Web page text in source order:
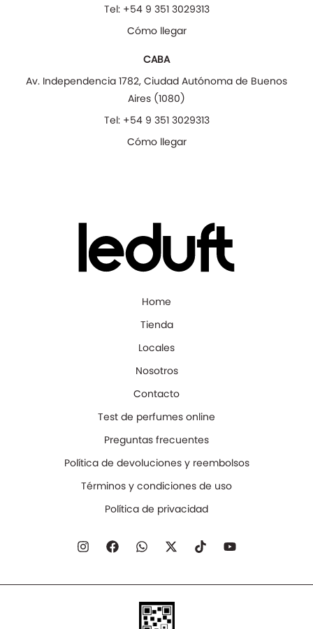
Tel: +54 9 351 3029313
Cómo llegar
CABA
Av. Independencia 1782, Ciudad Autónoma de Buenos
Aires (1080)
Tel: +54 9 351 3029313
Cómo llegar
Home
Tienda
Locales
Nosotros
Contacto
Test de perfumes online
Preguntas frecuentes
Política de devoluciones y reembolsos
Términos y condiciones de uso
Política de privacidad